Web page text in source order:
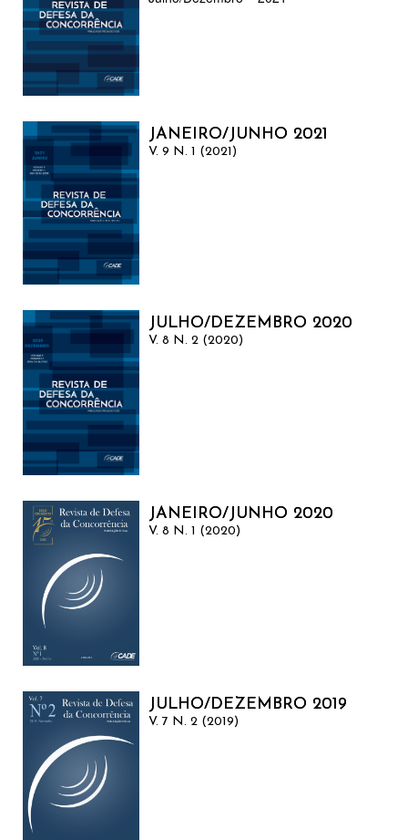
JANEIRO/JUNHO 2021
V. 9 N. 1 (2021)
JULHO/DEZEMBRO 2020
V. 8 N. 2 (2020)
JANEIRO/JUNHO 2020
V. 8 N. 1 (2020)
JULHO/DEZEMBRO 2019
V. 7 N. 2 (2019)